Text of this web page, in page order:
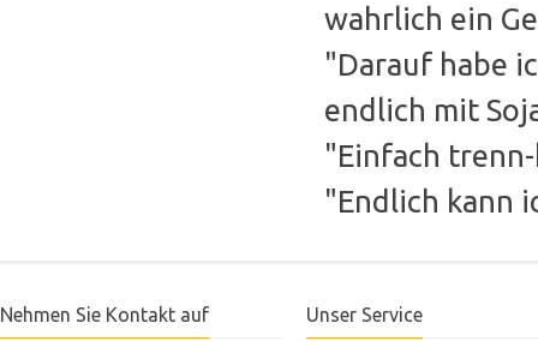
wahrlich ein
"Darauf habe
endlich mit
"Einfach
"Endlich kann
Nehmen Sie Kontakt auf Unser Service